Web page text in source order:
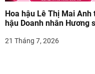
Hoa hậu Lê Thị Mai
hậu Doanh nhân Hương
21 Tháng 7, 2026